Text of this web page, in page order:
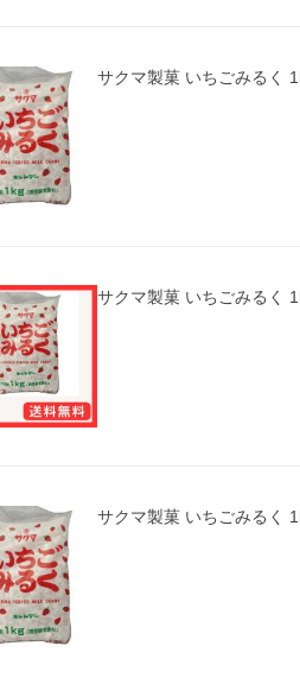
サクマ製菓 いちごみるく
サクマ製菓 いちごみるく
サクマ製菓 いちごみるく